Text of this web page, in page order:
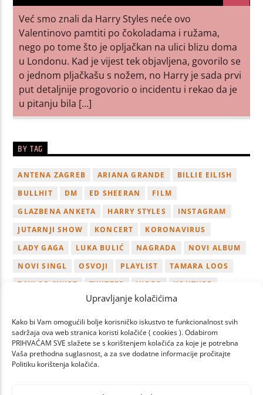
Upravljanje kolačićima
Kako bi Vam omogućili bolje korisničko iskustvo te funkcionalnost svih
sadržaja ova web stranica koristi kolačiće ( cookies ). Odabirom
PRIHVAĆAM SVE slažete se s korištenjem kolačića za koje je potrebna
Vaša prethodna suglasnost, a za sve dodatne informacije pročitajte
Politiku korištenja kolačića.
Već smo znali da Harry Styles neće ovo
Valentinovo pamtiti po čokoladama i ružama,
nego po tome što je opljačkan na ulici blizu doma
u Londonu. Kad je vijest tek objavljena, govorilo se
o jednom pljačkašu s nožem, no Harry je sada prvi
put detaljnije progovorio o incidentu i rekao da je
u pitanju bila […]
BY TAG
ANTENA ZAGREB ARIANA GRANDE
BILLIE EILISH
BULLHIT
DM ED SHEERAN
FILM
GLAZBENA ANKETA
HARRY STYLES
INSTAGRAM
JUTARNJI SHOW
KONCERT
KORONAVIRUS
LADY GAGA
LUKA BULIĆ NAGRADA
NOVI ALBUM
NOVI SINGL
OSVOJI PLAYLIST
TAMARA LOOS
TAYLOR SWIFT
TWITTER VIDEO
YOUTUBE